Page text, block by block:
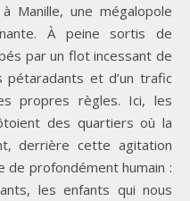
Manille, une mégalopole
À peine sortis de
par un flot incessant de
pétaradants et d’un trafic
propres règles. Ici, les
des quartiers où la
derrière cette agitation
de profondément humain :
les enfants qui nous